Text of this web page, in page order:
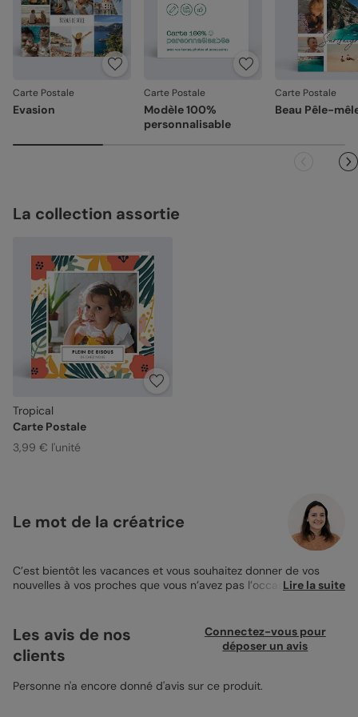
Carte Postale
Evasion
Carte Postale
Modèle 100%
personnalisable
Carte Postale
Beau Pêle-
La collection assortie
Tropical
Carte Postale
3,99 € l'unité
Le mot de la créatrice
C’est bientôt les vacances et vous souhaitez donner de vos
nouvelles à vos proches que vous n’avez pas l’occasion de voir
leur frigo ! Sur ce beau magnet de taille 10x10cm, vous trouverez
au centre un encart photo qui vous permet d’y déposer la
photo de votre choix. Photo de vos enfants, de la famille tout
l’embarras du choix ! Cette belle photo sera agrémentée d’un
Lire la suite
Les avis de nos
clients
Connectez-vous pour
déposer un avis
Personne n'a encore donné d'avis sur ce produit.